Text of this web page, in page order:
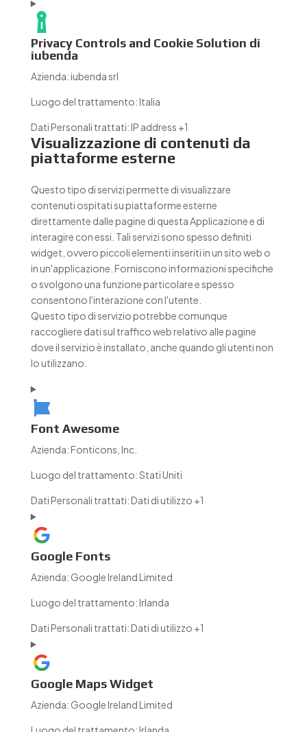
Privacy Controls and Cookie Solution di
iubenda
Azienda:iubenda srl
Luogo del trattamento:Italia
Dati Personali trattati:IP address +1
Visualizzazione di contenuti da
piattaforme esterne
Questo tipo di servizi permette di visualizzare
contenuti ospitati su piattaforme esterne
direttamente dalle pagine di questa Applicazione e di
interagire con essi. Tali servizi sono spesso definiti
widget, ovvero piccoli elementi inseriti in un sito web o
in un'applicazione. Forniscono informazioni specifiche
o svolgono una funzione particolare e spesso
consentono l'interazione con l'utente.
Questo tipo di servizio potrebbe comunque
raccogliere dati sul traffico web relativo alle pagine
dove il servizio è installato, anche quando gli utenti non
lo utilizzano.
Font Awesome
Azienda:Fonticons, Inc.
Luogo del trattamento:Stati Uniti
Dati Personali trattati:Dati di utilizzo +1
Google Fonts
Azienda: Google Ireland Limited
Luogo del trattamento:Irlanda
Dati Personali trattati:Dati di utilizzo +1
Google Maps Widget
Azienda: Google Ireland Limited